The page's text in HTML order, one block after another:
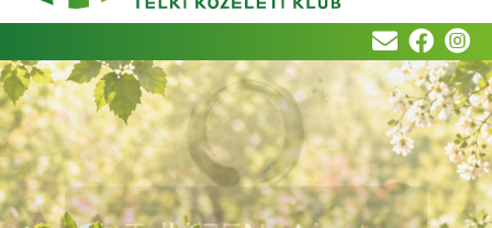
  